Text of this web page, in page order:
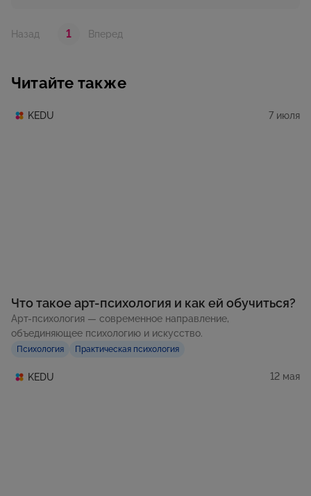
Назад 1 Вперед
Читайте также
KEDU 7 июля
Что такое арт-психология и как ей обучиться?
Арт-психология — современное направление,
объединяющее психологию и искусство.
Психология Практическая психология
KEDU 12 мая